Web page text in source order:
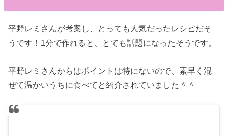
平野レミさんが考案し、とっても人気だったレシピだそ
うです！1分で作れると、とても話題になったそうです。
平野レミさんからはポイントは特にないので、素早く混
ぜて温かいうちに食べてと紹介されていました＾＾